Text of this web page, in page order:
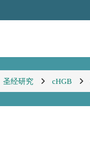
圣经研究 cHGB